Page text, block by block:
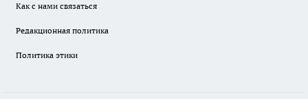
Как с нами связаться
Редакционная политика
Политика этики